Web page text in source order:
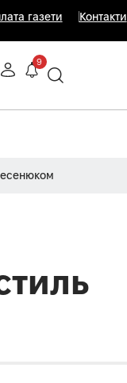
газети Контакти
9